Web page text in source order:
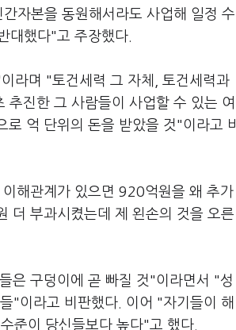
자본을 동원해서라도 사업해 일정 수
대했다"고 주장했다.
라며 "토건세력 그 자체, 토건세력과
진한 그 사람들이 사업할 수 있는 여
억 단위의 돈을 받았을 것"이라고 비
해관계가 있으면 920억원을 왜 추가
더 부과시켰는데 제 왼손의 것을 오른
은 구덩이에 곧 빠질 것"이라면서 "성
"이라고 비판했다. 이어 "자기들이 해
준이 당신들보다 높다"고 했다.